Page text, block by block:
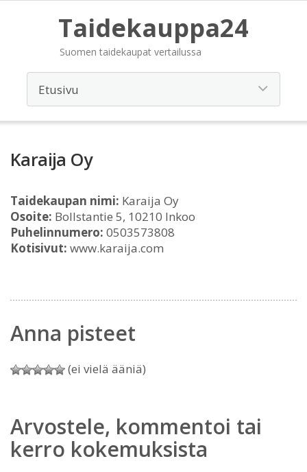
Taidekauppa24
Suomen taidekaupat vertailussa
Karaija Oy
Taidekaupan nimi: Karaija Oy
Osoite: Bollstantie 5, 10210 Inkoo
Puhelinnumero: 0503573808
Kotisivut: www.karaija.com
Anna pisteet
(ei vielä ääniä)
Arvostele, kommentoi tai
kerro kokemuksista